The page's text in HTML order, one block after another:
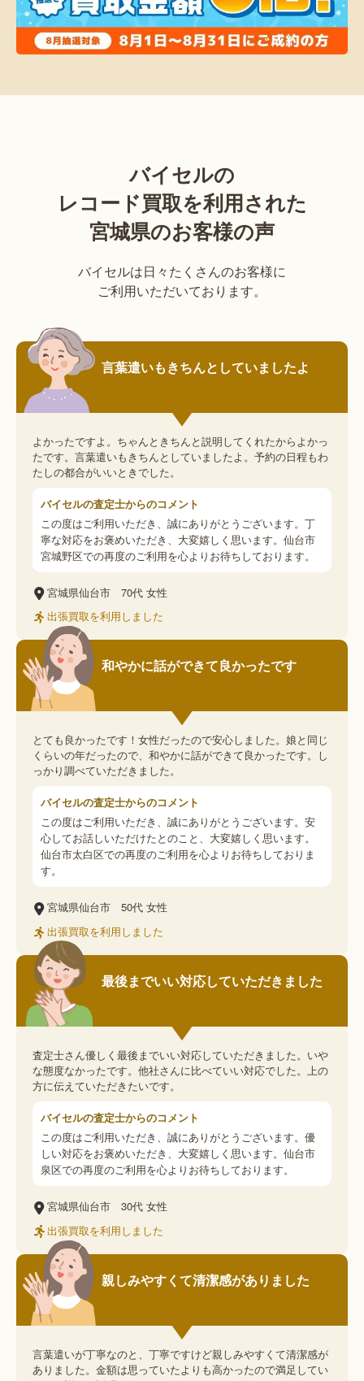
バイセルの
レコード買取を利用された
宮城県のお客様の声
バイセルは日々たくさんのお客様に
ご利用いただいております。
言葉遣いもきちんとしていましたよ
よかったですよ。ちゃんときちんと説明してくれたからよかっ
たです。言葉遣いもきちんとしていましたよ。予約の日程もわ
たしの都合がいいときでした。
バイセルの査定士からのコメント
この度はご利用いただき、誠にありがとうございます。丁
寧な対応をお褒めいただき、大変嬉しく思います。仙台市
宮城野区での再度のご利用を心よりお待ちしております。
宮城県仙台市 70代 女性
出張買取を利用しました
和やかに話ができて良かったです
とても良かったです！女性だったので安心しました。娘と同じ
くらいの年だったので、和やかに話ができて良かったです。し
っかり調べていただきました。
バイセルの査定士からのコメント
この度はご利用いただき、誠にありがとうございます。安
心してお話しいただけたとのこと、大変嬉しく思います。
仙台市太白区での再度のご利用を心よりお待ちしておりま
す。
宮城県仙台市 50代 女性
出張買取を利用しました
最後までいい対応していただきました
査定士さん優しく最後までいい対応していただきました。いや
な態度なかったです。他社さんに比べていい対応でした。上の
方に伝えていただきたいです。
バイセルの査定士からのコメント
この度はご利用いただき、誠にありがとうございます。優
しい対応をお褒めいただき、大変嬉しく思います。仙台市
泉区での再度のご利用を心よりお待ちしております。
宮城県仙台市 30代 女性
出張買取を利用しました
親しみやすくて清潔感がありました
言葉遣いが丁寧なのと、丁寧ですけど親しみやすくて清潔感が
ありました。金額は思っていたよりも高かったので満足してい